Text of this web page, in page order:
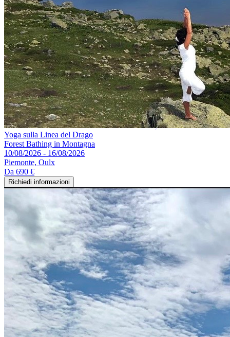
Yoga sulla Linea del Drago
Forest Bathing in Montagna
10/08/2026 - 16/08/2026
Piemonte, Oulx
Da 690 €
Richiedi informazioni